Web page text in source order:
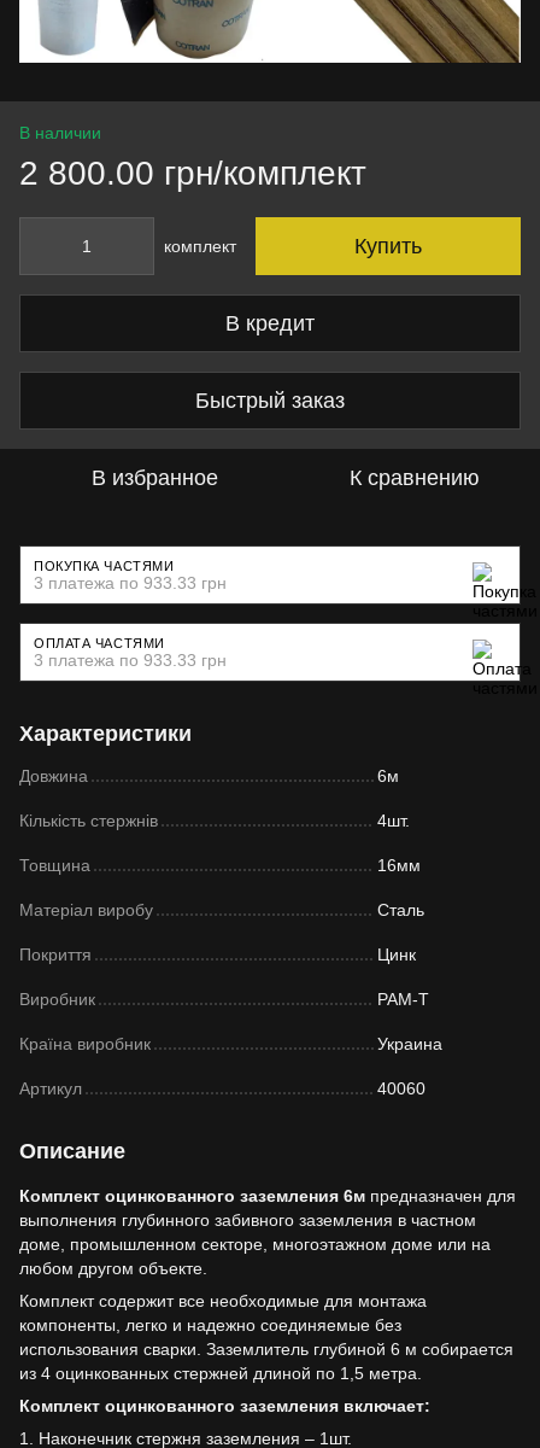
В наличии
2 800.00 грн/комплект
комплект Купить
В кредит
Быстрый заказ
В избранное К сравнению
ПОКУПКА ЧАСТЯМИ
3 платежа по 933.33 грн
ОПЛАТА ЧАСТЯМИ
3 платежа по 933.33 грн
Характеристики
Довжина 6м
Кількість стержнів 4шт.
Товщина 16мм
Матеріал виробу Сталь
Покриття Цинк
Виробник РАМ-Т
Країна виробник Украина
Артикул 40060
Описание
Комплект оцинкованного заземления 6м предназначен для
выполнения глубинного забивного заземления в частном
доме, промышленном секторе, многоэтажном доме или на
любом другом объекте.
Комплект содержит все необходимые для монтажа
компоненты, легко и надежно соединяемые без
использования сварки. Заземлитель глубиной 6 м собирается
из 4 оцинкованных стержней длиной по 1,5 метра.
Комплект оцинкованного заземления включает:
1. Наконечник стержня заземления – 1шт.